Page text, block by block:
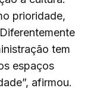
prioridade,
tem
espaços
afirmou.